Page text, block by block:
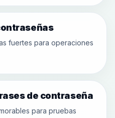
fuertes para operaciones
de contraseña
para pruebas